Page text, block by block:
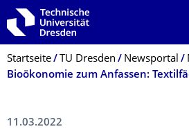
Zur Hauptnavigation springen
Zur Suche springen
Zum Inhalt springen
Breadcrumb-Menü
Startseite TU Dresden Newsportal
11.03.2022